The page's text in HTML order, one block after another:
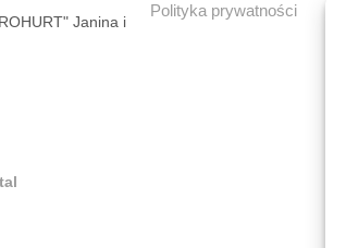
Janina i
Polityka prywatności